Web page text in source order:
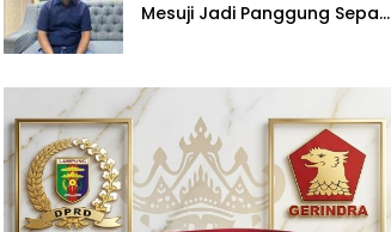
Mesuji Jadi Panggung Sepak